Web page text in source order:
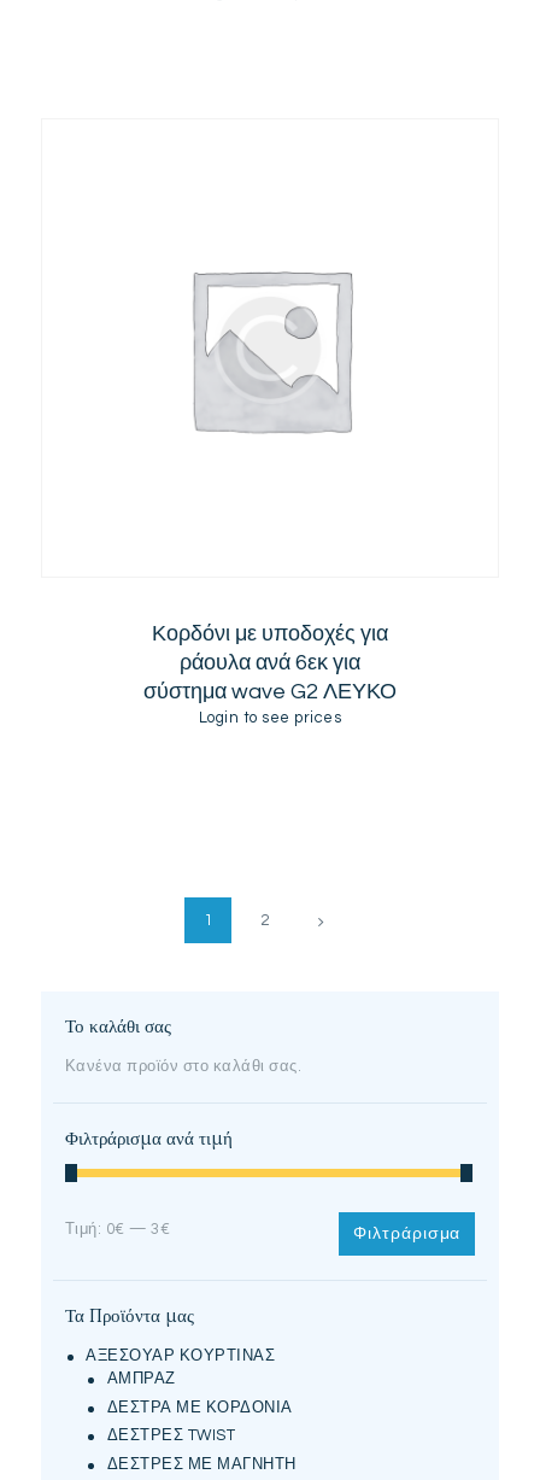
Κορδόνι με υποδοχές για
ράουλα ανά 6εκ για
σύστημα wave G2 ΛΕΥΚΟ
Login to see prices
1 2
→
Το καλάθι σας
Κανένα προϊόν στο καλάθι σας.
Φιλτράρισμα ανά τιμή
Ελάχιστη
Μέγιστη Φιλτράρισμα
Τιμή: 0€ —3€
Τα Προϊόντα μας
ΑΞΕΣΟΥΑΡ ΚΟΥΡΤΙΝΑΣ
ΑΜΠΡΑΖ
ΔΕΣΤΡΑ ΜΕ ΚΟΡΔΟΝΙΑ
ΔΕΣΤΡΕΣ TWIST
ΔΕΣΤΡΕΣ ΜΕ ΜΑΓΝΗΤΗ